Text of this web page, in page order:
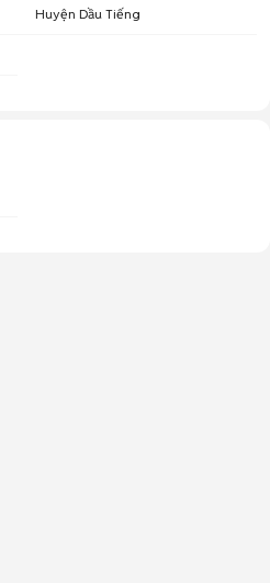
Huyện Dầu Tiếng